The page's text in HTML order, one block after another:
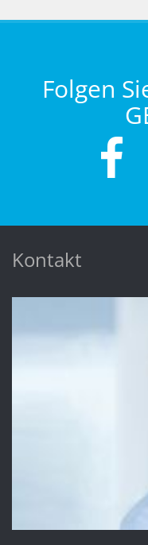
Folgen
Kontakt